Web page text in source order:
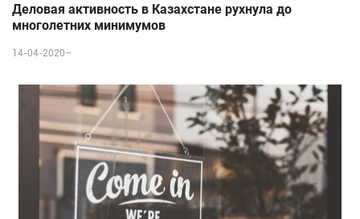
Деловая активность в Казахстане рухнула до
многолетних минимумов
14-04-2020–